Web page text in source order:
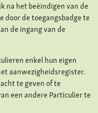
na het beëindigen van de
de toegangsbadge te
de ingang van de
enkel hun eigen
aanwezigheidsregister.
te geven of te
een andere Particulier te